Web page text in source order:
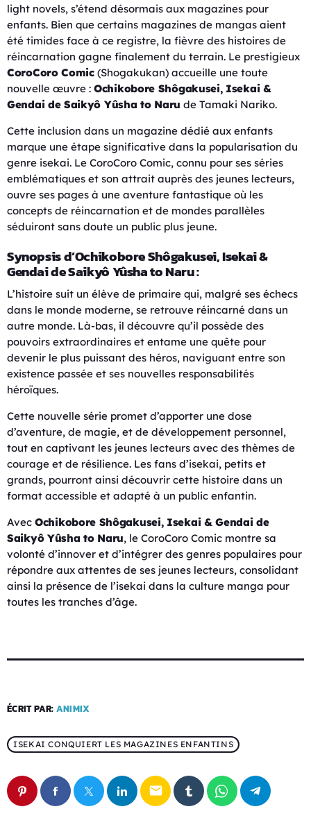
light novels, s’étend désormais aux magazines pour
enfants. Bien que certains magazines de mangas aient
été timides face à ce registre, la fièvre des histoires de
réincarnation gagne finalement du terrain. Le prestigieux
CoroCoro Comic(Shogakukan) accueille une toute
nouvelle œuvre : Ochikobore Shôgakusei, Isekai &
Gendai de Saikyô Yûsha to Naru de Tamaki Nariko.
Cette inclusion dans un magazine dédié aux enfants
marque une étape significative dans la popularisation du
genre isekai. Le CoroCoro Comic, connu pour ses séries
emblématiques et son attrait auprès des jeunes lecteurs,
ouvre ses pages à une aventure fantastique où les
concepts de réincarnation et de mondes parallèles
séduiront sans doute un public plus jeune.
Synopsis d’Ochikobore Shôgakusei, Isekai &
Gendai de Saikyô Yûsha to Naru :
L’histoire suit un élève de primaire qui, malgré ses échecs
dans le monde moderne, se retrouve réincarné dans un
autre monde. Là-bas, il découvre qu’il possède des
pouvoirs extraordinaires et entame une quête pour
devenir le plus puissant des héros, naviguant entre son
existence passée et ses nouvelles responsabilités
héroïques.
Cette nouvelle série promet d’apporter une dose
d’aventure, de magie, et de développement personnel,
tout en captivant les jeunes lecteurs avec des thèmes de
courage et de résilience. Les fans d’isekai, petits et
grands, pourront ainsi découvrir cette histoire dans un
format accessible et adapté à un public enfantin.
Avec Ochikobore Shôgakusei, Isekai & Gendai de
Saikyô Yûsha to Naru, le CoroCoro Comic montre sa
volonté d’innover et d’intégrer des genres populaires pour
répondre aux attentes de ses jeunes lecteurs, consolidant
ainsi la présence de l’isekai dans la culture manga pour
toutes les tranches d’âge.
ÉCRIT PAR: ANIMIX
ISEKAI CONQUIERT LES MAGAZINES ENFANTINS
email